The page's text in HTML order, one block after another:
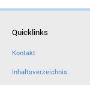
Quicklinks
Kontakt
Inhaltsverzeichnis